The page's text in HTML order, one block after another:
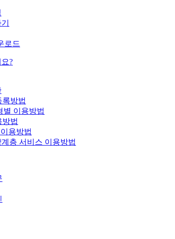
로드
?
록방법
별 이용방법
방법
용방법
층 서비스 이용방법